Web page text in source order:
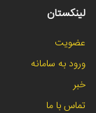
لینکستان
عضویت
ورود به سامانه
خبر
تماس با ما